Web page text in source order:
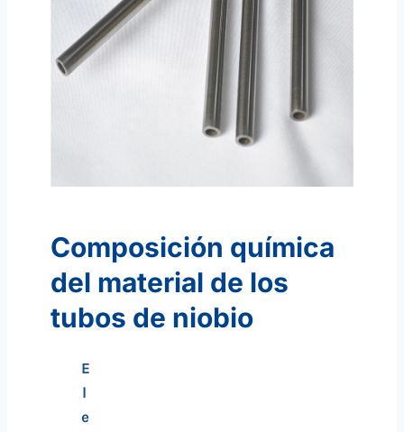
Composición química
del material de los
tubos de niobio
E
l
e